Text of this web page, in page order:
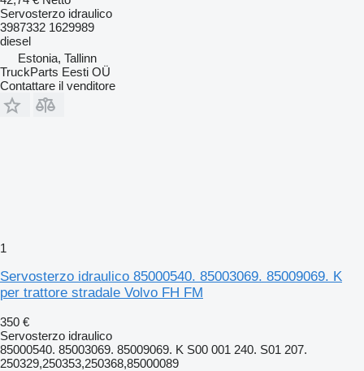
Servosterzo idraulico
3987332 1629989
diesel
Estonia, Tallinn
TruckParts Eesti OÜ
Contattare il venditore
1
Servosterzo idraulico 85000540. 85003069. 85009069. K
per trattore stradale Volvo FH FM
350 €
Servosterzo idraulico
85000540. 85003069. 85009069. K S00 001 240. S01 207.
250329,250353,250368,85000089